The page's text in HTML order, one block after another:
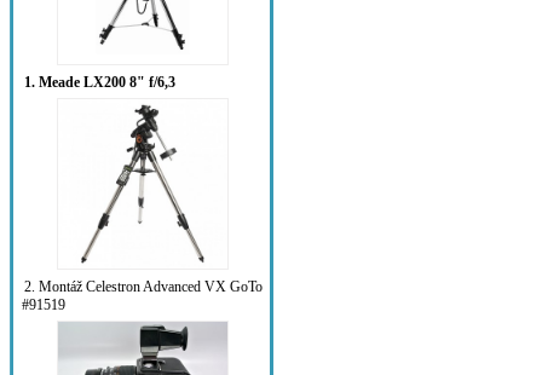
1. Meade LX200 8" f/6,3
2. Montáž Celestron Advanced VX GoTo
#91519